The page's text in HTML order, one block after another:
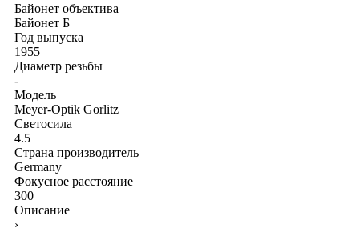
Байонет объектива
Байонет Б
Год выпуска
1955
Диаметр резьбы
-
Модель
Meyer-Optik Gorlitz
Светосила
4.5
Страна производитель
Germany
Фокусное расстояние
300
Описание
›